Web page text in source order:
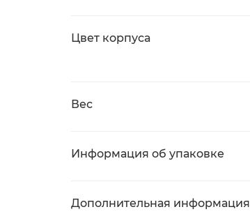
Цвет корпуса
Вес
Информация об упаковке
Дополнительная информация